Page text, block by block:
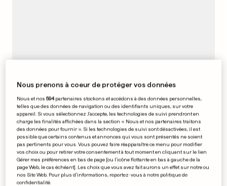
DISSOLUTION
La branche belge des Femen
disparait
0 0
Nous prenons à coeur de protéger vos données
Nous et nos594partenaires stockons et accédons à des données personnelles,
telles que des données de navigation ou des identifiants uniques, sur votre
appareil. Si vous sélectionnez J'accepte, les technologies de suivi prendront en
charge les finalités affichées dans la section « Nous et nos partenaires traitons
des données pour fournir ». Si les technologies de suivi sont désactivées, il est
possible que certains contenus et annonces qui vous sont présentés ne soient
pas pertinents pour vous. Vous pouvez faire réapparaître ce menu pour modifier
vos choix ou pour retirer votre consentement à tout moment en cliquant sur le lien
Gérer mes préférences en bas de page [ou l'icône flottante en bas à gauche de la
page Web, le cas échéant]. Les choix que vous avez fait aurons un effet sur notre ou
nos Site Web. Pour plus d’informations, reportez-vous à notre politique de
confidentialité.